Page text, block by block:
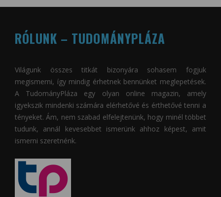
RÓLUNK – TUDOMÁNYPLÁZA
Világunk összes titkát bizonyára sohasem fogjuk
megismerni, így mindig érhetnek bennünket meglepetések.
A TudományPláza egy olyan online magazin, amely
igyekszik mindenki számára elérhetővé és érthetővé tenni a
tényeket. Ám, nem szabad elfelejtenünk, hogy minél többet
tudunk, annál kevesebbet ismerünk ahhoz képest, amit
ismerni szeretnénk.